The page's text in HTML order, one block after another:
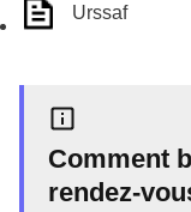
Urssaf
Comment
rendez-